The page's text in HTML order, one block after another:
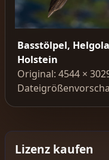
Basstölpel,
Holstein
Original: 4544 ×
Lizenz kaufen